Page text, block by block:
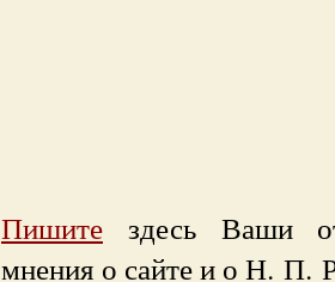
Пишите здесь Ваши
мнения о сайте и о Н. П.